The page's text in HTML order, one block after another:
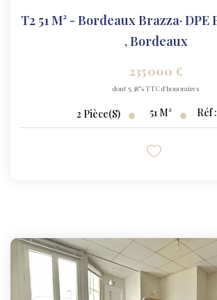
,Bordeaux
235 000 €
dont 5,38% TTC d'honoraires
2 Pièce(s) 51 M² Réf :